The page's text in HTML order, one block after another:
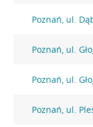
Poznań, ul.
Poznań, ul.
Poznań, ul.
Poznań, ul.